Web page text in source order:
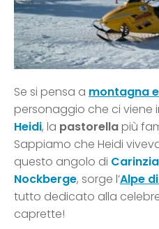
Se si pensa a montagna
personaggio che ci viene
Heidi, la pastorellapiù
Sappiamo che Heidi
questo angolo di Carinzia
Nockberge, sorge l’Alpe
tutto dedicato alla
caprette!